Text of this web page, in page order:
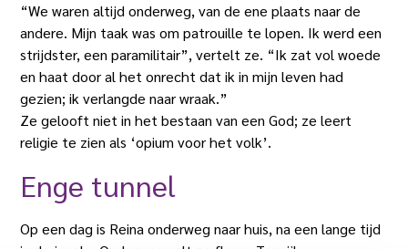
“We waren altijd onderweg, van de ene plaats naar de
andere. Mijn taak was om patrouille te lopen. Ik werd een
strijdster, een paramilitair”, vertelt ze. “Ik zat vol woede
en haat door al het onrecht dat ik in mijn leven had
gezien; ik verlangde naar wraak.”
Ze gelooft niet in het bestaan van een God; ze leert
religie te zien als ‘opium voor het volk’.
Enge tunnel
Op een dag is Reina onderweg naar huis, na een lange tijd